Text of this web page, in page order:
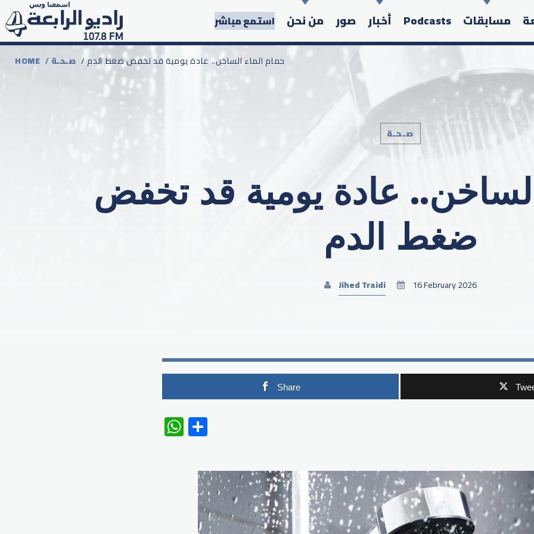
مسابقات Podcasts أخبار صور من نحن استمع مباشر
Search in the website:
HOME /صـحـة / حمام الماء الساخن.. عادة يومية قد تخفض ضغط الدم
صـحـة
عادة يومية قد تخفض
ضغط الدم
Jihed Traidi 16 February 2026
Share
WhatsApp